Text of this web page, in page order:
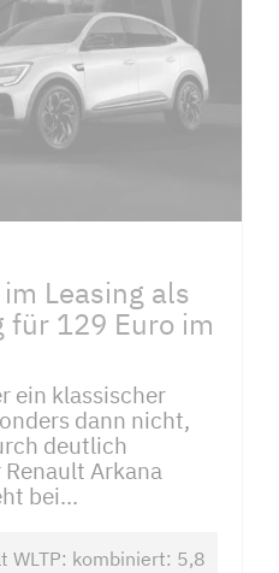
Leasing als
für 129 Euro im
ein klassischer
dann nicht,
deutlich
Arkana
bei...
WLTP: kombiniert: 5,8